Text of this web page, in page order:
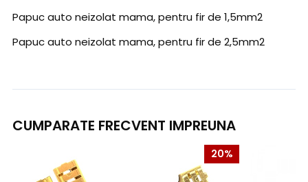
Papuc auto neizolat mama, pentru fir de 1,5mm2
Papuc auto neizolat mama, pentru fir de 2,5mm2
CUMPARATE FRECVENT IMPREUNA
20%